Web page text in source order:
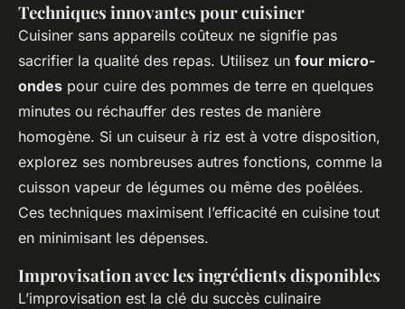
Techniques innovantes pour cuisiner
Cuisiner sans appareils coûteux ne signifie pas
sacrifier la qualité des repas. Utilisez un four micro-
ondes pour cuire des pommes de terre en quelques
minutes ou réchauffer des restes de manière
homogène. Si un cuiseur à riz est à votre disposition,
explorez ses nombreuses autres fonctions, comme la
cuisson vapeur de légumes ou même des poêlées.
Ces techniques maximisent l’efficacité en cuisine tout
en minimisant les dépenses.
Improvisation avec les ingrédients disponibles
L’improvisation est la clé du succès culinaire